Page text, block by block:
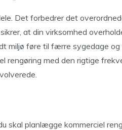
Det forbedrer det
at din virksomhed
miljø føre til færre sygedage
rengøring med den rigtige
skal planlægge kommerciel